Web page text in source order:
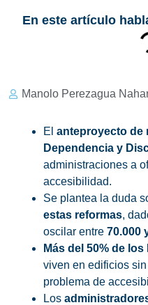
En este artículo
Manolo Perezagua
El anteproyecto de
Dependencia y
administraciones a
accesibilidad.
Se plantea la duda
estas reformas,
oscilar entre 70.000
Más del 50% de
viven en edificios
problema de
Los